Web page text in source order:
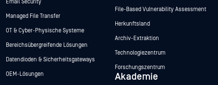
Email Security
Managed File Transfer
OT & Cyber-Physische Systeme
Bereichsübergreifende Lösungen
Datendioden & Sicherheitsgateways
OEM-Lösungen
File-Based Vulnerability Assessment
Herkunftsland
Archiv-Extraktion
Technologiezentrum
Forschungszentrum
Akademie